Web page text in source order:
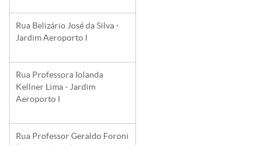
Rua Belizário José da Silva -
Jardim Aeroporto I
Rua Professora Iolanda
Kellner Lima - Jardim
Aeroporto I
Rua Professor Geraldo Foroni